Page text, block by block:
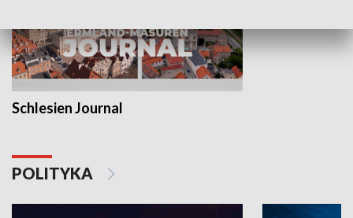
Schlesien Journal
POLITYKA